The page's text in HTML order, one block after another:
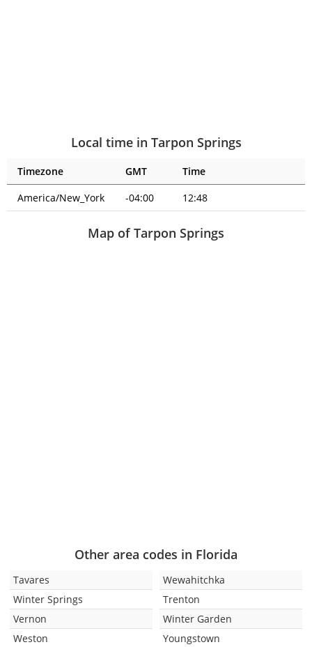
Local time in Tarpon Springs
Timezone GMT
Time
America/New_York
-04:00 12:48
Map of Tarpon Springs
Other area codes in Florida
Tavares
Winter Springs
Vernon
Weston
Wewahitchka
Trenton
Winter Garden
Youngstown